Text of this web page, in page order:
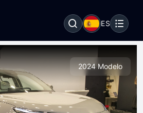
ES
2024 Modelo